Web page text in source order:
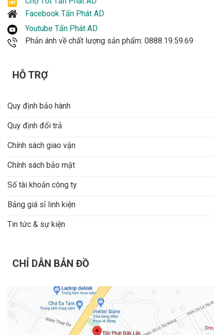
Facebook Tấn Phát AD
Youtube Tấn Phát AD
Phản ánh về chất lượng sản phẩm: 0888.19.59.69
HỖ TRỢ
Quy định bảo hành
Quy định đổi trả
Chính sách giao vận
Chính sách bảo mật
Số tài khoản công ty
Bảng giá sỉ linh kiện
Tin tức & sự kiện
CHỈ DẪN BẢN ĐỒ